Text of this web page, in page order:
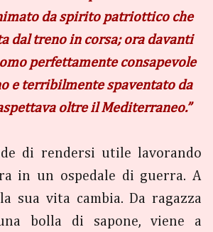
da spirito patriottico che
dal treno in corsa; ora davanti
perfettamente consapevole
e terribilmente spaventato da
oltre il Mediterraneo.”
di rendersi utile lavorando
in un ospedale di guerra. A
sua vita cambia. Da ragazza
bolla di sapone, viene a